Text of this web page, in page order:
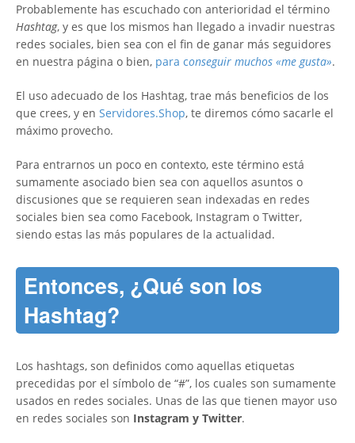
Probablemente has escuchado con anterioridad el término
Hashtag, y es que los mismos han llegado a invadir nuestras
redes sociales, bien sea con el fin de ganar más seguidores
en nuestra página o bien, para conseguir muchos «me gusta».
El uso adecuado de los Hashtag, trae más beneficios de los
que crees, y en Servidores.Shop, te diremos cómo sacarle el
máximo provecho.
Para entrarnos un poco en contexto, este término está
sumamente asociado bien sea con aquellos asuntos o
discusiones que se requieren sean indexadas en redes
sociales bien sea como Facebook, Instagram o Twitter,
siendo estas las más populares de la actualidad.
Entonces, ¿Qué son los
Hashtag?
Los hashtags, son definidos como aquellas etiquetas
precedidas por el símbolo de “#”, los cuales son sumamente
usados en redes sociales. Unas de las que tienen mayor uso
en redes sociales son Instagram y Twitter.